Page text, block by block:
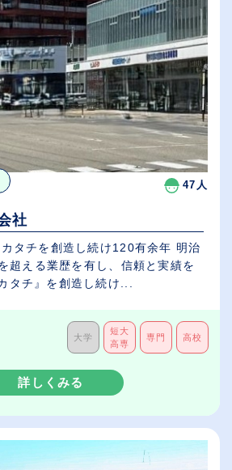
47人
社
タチを創造し続け120有余年 明治
超える業歴を有し、信頼と実績を
タチ』を創造し続け...
大学
短大
高専
専門 高校
詳しくみる